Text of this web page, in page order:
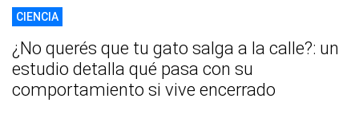
CIENCIA
¿No querés que tu gato salga a la calle?: un
estudio detalla qué pasa con su
comportamiento si vive encerrado